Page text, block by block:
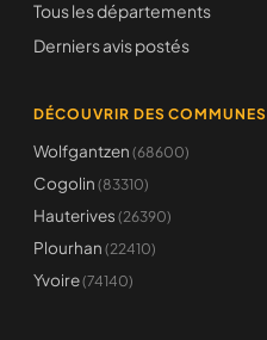
Tous les départements
Derniers avis postés
DÉCOUVRIR DES COMMUNES
Wolfgantzen (68600)
Cogolin (83310)
Hauterives (26390)
Plourhan (22410)
Yvoire(74140)